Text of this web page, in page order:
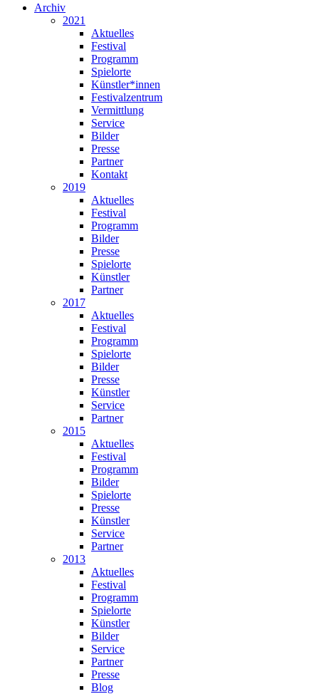
Archiv
2021
Aktuelles
Festival
Programm
Spielorte
Künstler*innen
Festivalzentrum
Vermittlung
Service
Bilder
Presse
Partner
Kontakt
2019
Aktuelles
Festival
Programm
Bilder
Presse
Spielorte
Künstler
Partner
2017
Aktuelles
Festival
Programm
Spielorte
Bilder
Presse
Künstler
Service
Partner
2015
Aktuelles
Festival
Programm
Bilder
Spielorte
Presse
Künstler
Service
Partner
2013
Aktuelles
Festival
Programm
Spielorte
Künstler
Bilder
Service
Partner
Presse
Blog